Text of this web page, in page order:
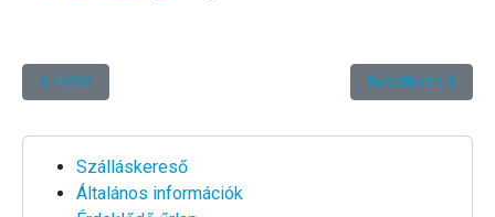
Előző cikk: Jota Villa - Potamia *****
Előző Következő cikk:
Következő
Szálláskereső
Általános információk